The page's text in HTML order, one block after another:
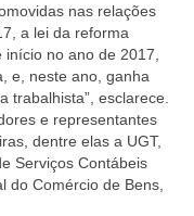
nas relações
a lei da reforma
no ano de 2017,
e, neste ano, ganha
trabalhista”, esclarece.
e representantes
dentre elas a UGT,
Serviços Contábeis
do Comércio de Bens,